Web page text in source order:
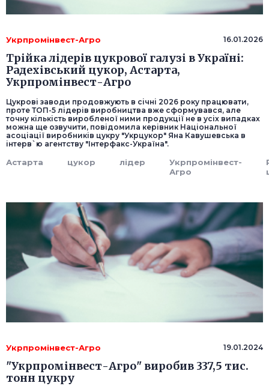
Укрпромінвест-Агро 16.01.2026
Трійка лідерів цукрової галузі в Україні:
Радехівський цукор, Астарта,
Укрпромінвест-Агро
Цукрові заводи продовжують в січні 2026 року працювати,
проте ТОП-5 лідерів виробництва вже сформувався, але
точну кількість виробленої ними продукції не в усіх випадках
можна ще озвучити, повідомила керівник Національної
асоціації виробників цукру "Укрцукор" Яна Кавушевська в
інтерв`ю агентству "Інтерфакс-Україна".
Астарта цукор лідер
Укрпромінвест-
Агро
Укрпромінвест-Агро 19.01.2024
"Укрпромінвест-Агро" виробив 337,5 тис.
тонн цукру